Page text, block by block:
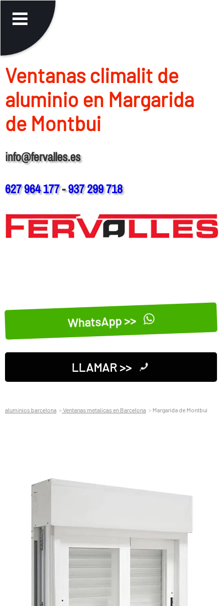
Ventanas climalit de
aluminio en Margarida
de Montbui
info@fervalles.es
627 964 177-937 299 718
WhatsApp >>
LLAMAR >>
aluminios barcelona Ventanas metalicas en Barcelona Margarida de Montbui